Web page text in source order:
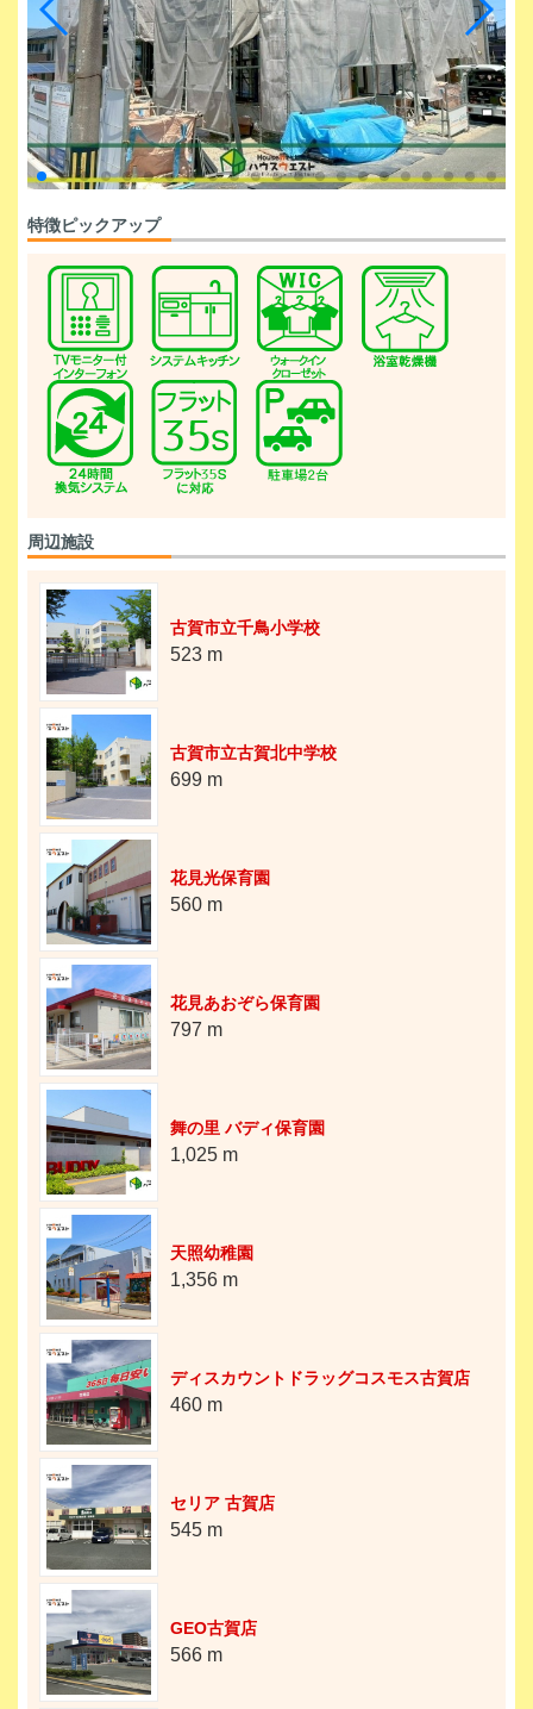
特徴ピックアップ
周辺施設
古賀市立千鳥小学校
523 m
古賀市立古賀北中学校
699 m
花見光保育園
560 m
花見あおぞら保育園
797 m
舞の里 バディ保育園
1,025 m
天照幼稚園
1,356 m
ディスカウントドラッグコスモス古賀店
460 m
セリア 古賀店
545 m
GEO古賀店
566 m